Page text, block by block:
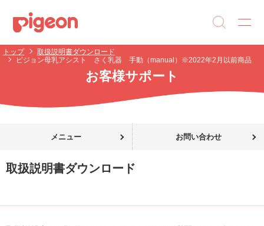
トップ
取扱説明書ダウンロード
ピジョン母乳アシスト さく乳器 手動（manual）※2022年2月以前商品
お客様サポート
メニュー お問い合わせ
取扱説明書ダウンロード